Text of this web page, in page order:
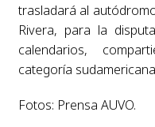
trasladará al
Rivera, para la
calendarios,
categoría
Fotos: Prensa AUVO.